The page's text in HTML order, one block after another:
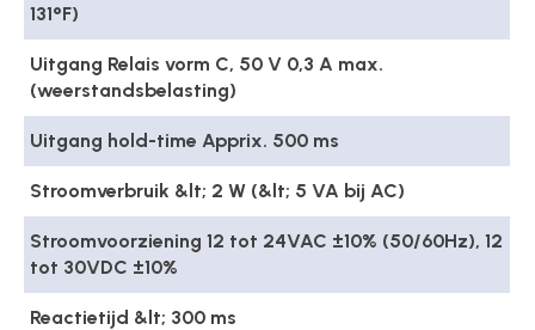
131°F)
Uitgang Relais vorm C, 50 V 0,3 A max.
(weerstandsbelasting)
Uitgang hold-time Apprix. 500 ms
Stroomverbruik &lt; 2 W (&lt; 5 VA bij AC)
Stroomvoorziening 12 tot 24VAC ±10% (50/60Hz), 12
tot 30VDC ±10%
Reactietijd &lt; 300 ms